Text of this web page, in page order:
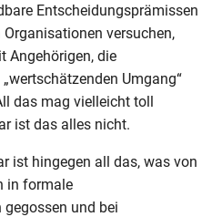
Entscheidungsprämissen
versuchen,
Angehörigen, die
Umgang“
das mag vielleicht toll
ist das alles nicht.
ist hingegen all das, was von
in formale
und bei